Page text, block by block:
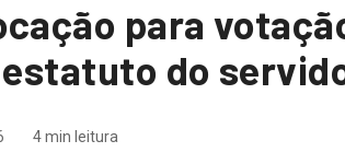
para
do
4 min leitura